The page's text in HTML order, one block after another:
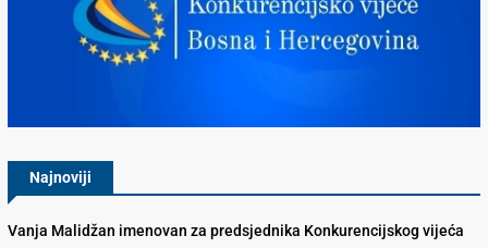
Najnoviji
Vanja Malidžan imenovan za predsjednika Konkurencijskog vijeća